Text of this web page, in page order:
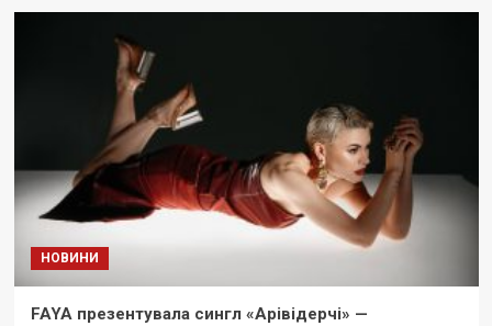
НОВИНИ
FAYA презентувала сингл «Арівідерчі» —